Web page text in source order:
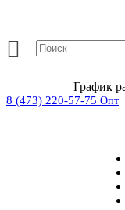
График
8 (473) 220-57-75 Опт